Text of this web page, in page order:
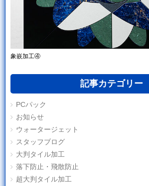
象嵌加工④
記事カテゴリー
PCパック
お知らせ
ウォータージェット
スタッフブログ
大判タイル加工
落下防止・飛散防止
超大判タイル加工